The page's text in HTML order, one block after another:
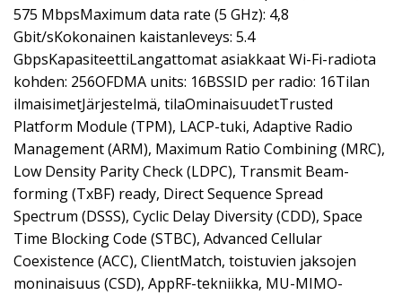
575 MbpsMaximum data rate (5 GHz): 4,8
Gbit/sKokonainen kaistanleveys: 5.4
GbpsKapasiteettiLangattomat asiakkaat Wi-Fi-radiota
kohden: 256OFDMA units: 16BSSID per radio: 16Tilan
ilmaisimetJärjestelmä, tilaOminaisuudetTrusted
Platform Module (TPM), LACP-tuki, Adaptive Radio
Management (ARM), Maximum Ratio Combining (MRC),
Low Density Parity Check (LDPC), Transmit Beam-
forming (TxBF) ready, Direct Sequence Spread
Spectrum (DSSS), Cyclic Delay Diversity (CDD), Space
Time Blocking Code (STBC), Advanced Cellular
Coexistence (ACC), ClientMatch, toistuvien jaksojen
moninaisuus (CSD), AppRF-tekniikka, MU-MIMO-